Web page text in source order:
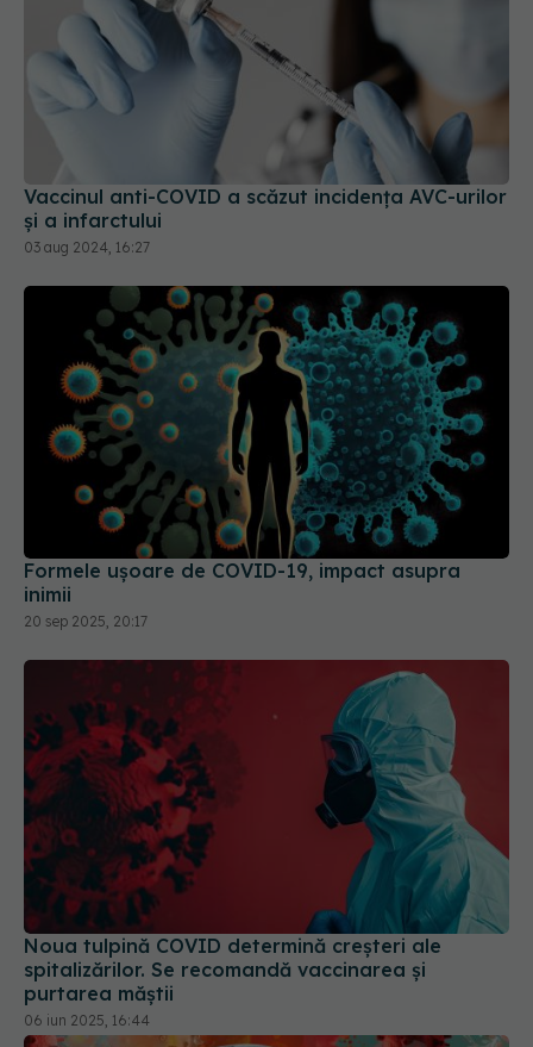
Vaccinul anti-COVID a scăzut incidența AVC-urilor
Formele ușoare de COVID-19, impact asupra
20 sep 2025, 20:17
Noua tulpină COVID determină creșteri ale
spitalizărilor. Se recomandă vaccinarea și
purtarea măștii
06 iun 2025, 16:44